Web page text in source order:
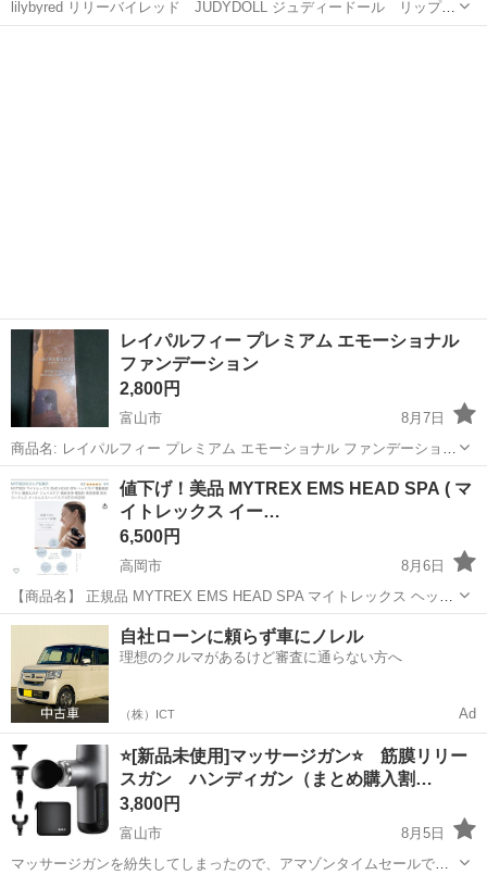
lilybyred リリーバイレッド JUDYDOLL ジュディードール リップ
リリーバイレッドは2番と10番 ジュディードールは4番です。 2番の方
レイパルフィー プレミアム エモーショナル
ファンデーション
2,800円
富山市
8月7日
商品名: レイパルフィー プレミアム エモーショナル ファンデーション
(LEI PARUFY premium EMOTIONAL FOUNDATION) 特徴: 白いクリー
ムが肌に馴染むとベージュに変化し、自身の肌の色に...
富山 富山市 化粧品
値下げ！美品 MYTREX EMS HEAD SPA ( マ
イトレックス イー…
6,500円
高岡市
8月6日
【商品名】 正規品 MYTREX EMS HEAD SPA マイトレックス ヘッド
スパ MT-EHS20B 家庭用美容器。2度使用。アタッチメント洗浄済み。
■内容品：箱、本体、頭皮・ボディ用アタッチメント、フェイス用ア...
富山 高岡市 ヘアケア MYTREX
自社ローンに頼らず車にノレル
理想のクルマがあるけど審査に通らない方へ
（株）ICT Ad
⭐[新品未使用]マッサージガン⭐ 筋膜リリー
スガン ハンディガン（まとめ購入割…
3,800円
富山市
8月5日
マッサージガンを紛失してしまったので、アマゾンタイムセールで安